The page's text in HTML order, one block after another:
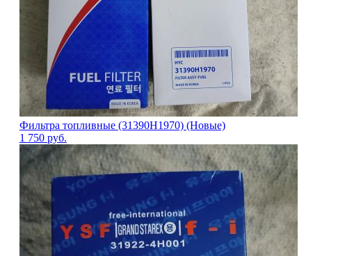
Фильтра топливные (31390H1970) (Новые)
1 750 руб.